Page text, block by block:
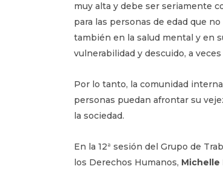
muy alta y debe ser seriamente
para las personas de edad que
también en la salud mental y en
vulnerabilidad y descuido, a
Por lo tanto, la comunidad
personas puedan afrontar su
la sociedad.
En la 12ª sesión del Grupo de
los Derechos Humanos,